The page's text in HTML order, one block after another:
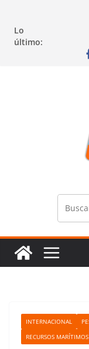
contenido
navegación
contenido
Lo
último:
INTERNACIONAL
RECURSOS MARÍTIMOS